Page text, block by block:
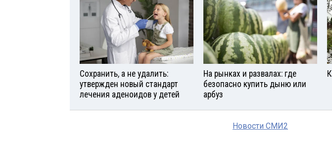
Сохранить, а не удалить:
утвержден новый стандарт
лечения аденоидов у детей
На рынках и развалах: где
безопасно купить дыню или
арбуз
Новости СМИ2